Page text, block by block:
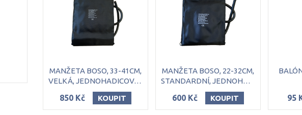
MANŽETA BOSO, 33-41CM,
VELKÁ, JEDNOHADICOVÁ, ČERNÁ, S FONENDOSKOPEM
850 Kč KOUPIT
MANŽETA BOSO, 22-32CM,
STANDARDNÍ, JEDNOHADICOVÁ, ČERNÁ, S FONENDOSKOPEM
600 Kč KOUPIT 95